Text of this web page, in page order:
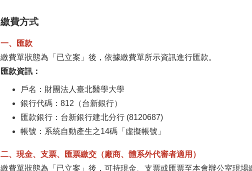
繳費方式
一、匯款
繳費單狀態為「已立案」後，依據繳費單所示資訊進行匯款。
匯款資訊：
戶名：財團法人臺北醫學大學
銀行代碼：812（台新銀行）
匯款銀行：台新銀行建北分行 (8120687)
帳號：系統自動產生之14碼「虛擬帳號」
二、現金、支票、匯票繳交（廠商、體系外代審者適用）
繳費單狀態為「已立案」後，可持現金、支票或匯票至本會辦公室現場